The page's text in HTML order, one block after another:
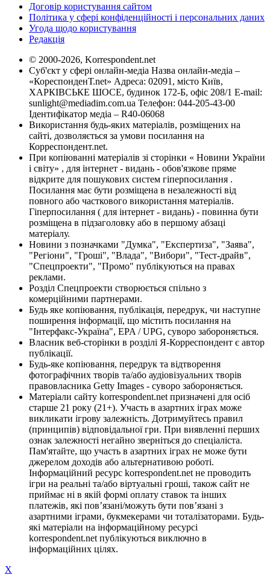
Договір користування сайтом
Політика у сфері конфіденційності і персональних даних
Угода щодо користування
Редакція
© 2000-2026, Korrespondent.net
Суб'єкт у сфері онлайн-медіа Назва онлайн-медіа –
«КореспонденТ.net» Адреса: 02091, місто Київ,
ХАРКІВСЬКЕ ШОСЕ, будинок 172-Б, офіс 208/1 E-mail:
sunlight@mediadim.com.ua Телефон: 044-205-43-00
Ідентифікатор медіа – R40-06068
Використання будь-яких матеріалів, розміщених на
сайті, дозволяється за умови посилання на
Корреспондент.net.
При копіюванні матеріалів зі сторінки « Новини України
і світу» , для інтернет - видань - обов'язкове пряме
відкрите для пошукових систем гіперпосилання .
Посилання має бути розміщена в незалежності від
повного або часткового використання матеріалів.
Гіперпосилання ( для інтернет - видань) - повинна бути
розміщена в підзаголовку або в першому абзаці
матеріалу.
Новини з позначками "Думка", "Експертиза", "Заява",
"Регіони", "Гроші", "Влада", "Вибори", "Тест-драйв",
"Спецпроекти", "Промо" публікуються на правах
реклами.
Розділ Спецпроекти створюється спільно з
комерційними партнерами.
Будь яке копіювання, публікація, передрук, чи наступне
поширення інформації, що містить посилання на
"Інтерфакс-Україна", EPA / UPG, суворо забороняється.
Власник веб-сторінки в розділі Я-Корреспондент є автор
публікації.
Будь-яке копіювання, передрук та відтворення
фотографічних творів та/або аудіовізуальних творів
правовласника Getty Images - суворо забороняється.
Матеріали сайту korrespondent.net призначені для осіб
старше 21 року (21+). Участь в азартних іграх може
викликати ігрову залежність. Дотримуйтесь правил
(принципів) відповідальної гри. При виявленні перших
ознак залежності негайно зверніться до спеціаліста.
Пам'ятайте, що участь в азартних іграх не може бути
джерелом доходів або альтернативою роботі.
Інформаційний ресурс korrespondent.net не проводить
ігри на реальні та/або віртуальні гроші, також сайт не
приймає ні в якій формі оплату ставок та інших
платежів, які пов’язані/можуть бути пов’язані з
азартними іграми, букмекерами чи тоталізаторами. Будь-
які матеріали на інформаційному ресурсі
korrespondent.net публікуються виключно в
інформаційних цілях.
X